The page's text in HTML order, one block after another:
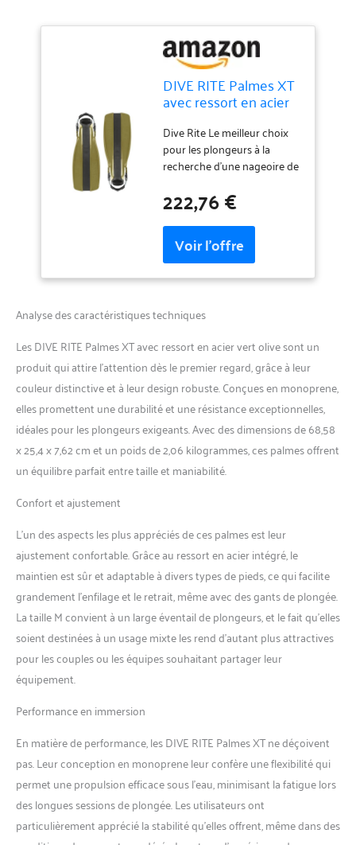
DIVE RITE Palmes XT
avec ressort en acier
Dive Rite Le meilleur choix
pour les plongeurs à la
recherche d'une nageoire de
222,76 €
Analyse des caractéristiques techniques
Les DIVE RITE Palmes XT avec ressort en acier vert olive sont un
produit qui attire l’attention dès le premier regard, grâce à leur
couleur distinctive et à leur design robuste. Conçues en monoprene,
elles promettent une durabilité et une résistance exceptionnelles,
idéales pour les plongeurs exigeants. Avec des dimensions de 68,58
x 25,4 x 7,62 cm et un poids de 2,06 kilogrammes, ces palmes offrent
un équilibre parfait entre taille et maniabilité.
Confort et ajustement
L’un des aspects les plus appréciés de ces palmes est leur
ajustement confortable. Grâce au ressort en acier intégré, le
maintien est sûr et adaptable à divers types de pieds, ce qui facilite
grandement l’enfilage et le retrait, même avec des gants de plongée.
La taille M convient à un large éventail de plongeurs, et le fait qu’elles
soient destinées à un usage mixte les rend d’autant plus attractives
pour les couples ou les équipes souhaitant partager leur
équipement.
Performance en immersion
En matière de performance, les DIVE RITE Palmes XT ne déçoivent
pas. Leur conception en monoprene leur confère une flexibilité qui
permet une propulsion efficace sous l’eau, minimisant la fatigue lors
des longues sessions de plongée. Les utilisateurs ont
particulièrement apprécié la stabilité qu’elles offrent, même dans des